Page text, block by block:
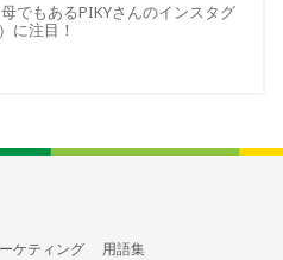
でもあるPIKYさんのインスタグ
に注目！
ケティング
用語集